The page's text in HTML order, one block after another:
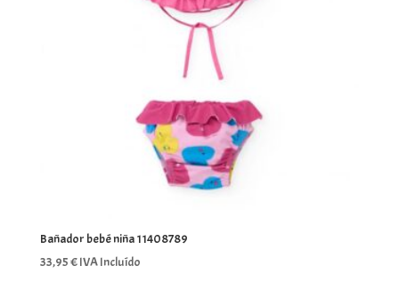
Bañador bebé niña 11408789
33,95€IVA Incluído